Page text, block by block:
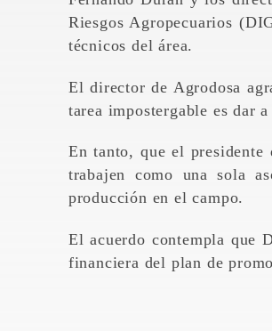
Riesgos Agropecuarios
técnicos del área.
El director de Agrodosa
tarea impostergable es dar
En tanto, que el presidente
trabajen como una sola
producción en el campo.
El acuerdo contempla que
financiera del plan de